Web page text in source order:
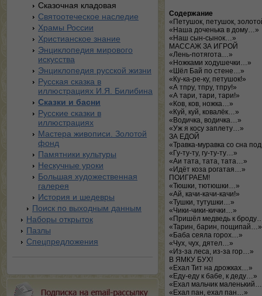
Сказочная кладовая
Святоотеческое наследие
Храмы России
Христианское знание
Энциклопедия мирового
искусства
Энциклопедия русской жизни
Русская сказка в
иллюстрациях И.Я. Билибина
Сказки и басни
Русские сказки в
иллюстрациях
Мастера живописи. Золотой
фонд
Памятники культуры
Нескучные уроки
Большая художественная
галерея
История и шедевры
Поиск по выходным данным
Наборы открыток
Пазлы
Спецпредложения
Содержание
«Петушок, петушок,
«Наша доченька в дому…»
«Наш сын-сынок…»
МАССАЖ ЗА ИГРОЙ
«Лень-потягота…»
«Ножками ходушечки…»
«Шёл Бай по стене…»
«Ку-ка-ре-ку, петушок!»
«А тпру, тпру, тпру!»
«А тари, тари, тари!»
«Ков, ков, ножка…»
«Куй, куй, ковалёк…»
«Водичка, водичка…»
«Уж я косу заплету…»
ЗА ЕДОЙ
«Травка-муравка со сна
«Гу-ту-ту, гу-ту-ту…»
«Аи тата, тата, тата…»
«Идёт коза рогатая…»
ПОИГРАЕМ!
«Тюшки, тютюшки…»
«Ай, качи-качи-качи!»
«Тушки, тутушки…»
«Чики-чики-кички…»
«Пришёл медведь к
«Тарин, барин, пощипай…»
«Баба сеяла горох…»
«Чух, чух, дятел…»
«Из-за леса, из-за гор…»
В ЯМКУ БУХ!
«Ехал Тит на дрожках…»
«Еду-еду к бабе, к деду…»
«Ехал мальчик
«Ехал пан, ехал пан…»